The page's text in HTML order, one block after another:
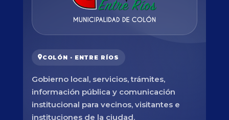
COLÓN · ENTRE RÍOS
Gobierno local, servicios, trámites,
información pública y comunicación
institucional para vecinos, visitantes e
instituciones de la ciudad.